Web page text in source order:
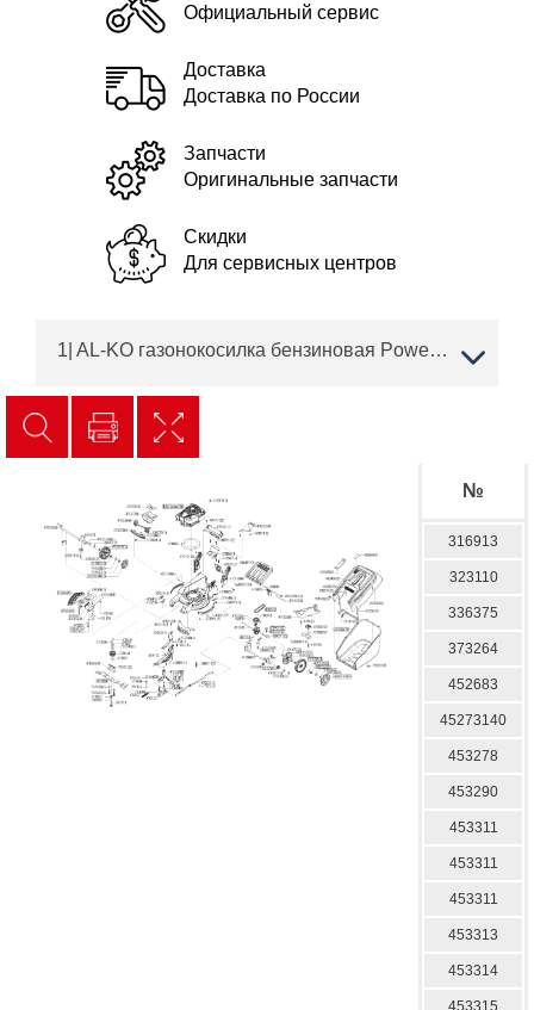
Официальный сервис
Доставка
Доставка по России
Запчасти
Оригинальные запчасти
Скидки
Для сервисных центров
1| AL-KO газонокосилка бензиновая Powerline 4800 BRV Артикул: 119305 | с 09/2011 года |НОЖ, АДАПТЕР, РЕМЕНЬ, КОЛЕСА, ТРОС | Запчасти | Ремонт AL-KO
№
316913
323110
336375
373264
452683
45273140
453278
453290
453311
453311
453311
453313
453314
453315